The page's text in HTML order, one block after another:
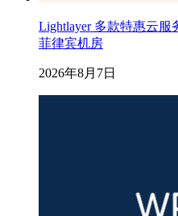
Lightlayer 多款特惠云服
菲律宾机房
2026年8月7日